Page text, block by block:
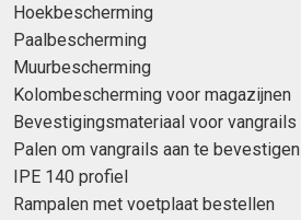
Hoekbescherming
Paalbescherming
Muurbescherming
Kolombescherming voor magazijnen
Bevestigingsmateriaal voor vangrails
Palen om vangrails aan te bevestigen
IPE 140 profiel
Rampalen met voetplaat bestellen